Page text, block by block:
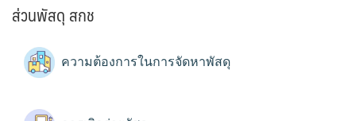
ส่วนพัสดุ สกช
ความต้องการในการจัดหาพัสดุ